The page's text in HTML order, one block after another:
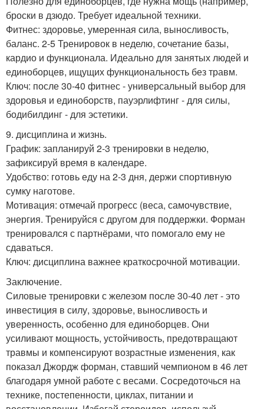
броски в дзюдо. Требует идеальной техники.
Фитнес: здоровье, умеренная сила, выносливость,
баланс. 2-5 Тренировок в неделю, сочетание базы,
кардио и функционала. Идеально для занятых людей и
единоборцев, ищущих функциональность без травм.
Ключ: после 30-40 фитнес - универсальный выбор для
здоровья и единоборств, пауэрлифтинг - для силы,
бодибилдинг - для эстетики.
9. дисциплина и жизнь.
График: запланируй 2-3 тренировки в неделю,
зафиксируй время в календаре.
Удобство: готовь еду на 2-3 дня, держи спортивную
сумку наготове.
Мотивация: отмечай прогресс (веса, самочувствие,
энергия. Тренируйся с другом для поддержки. Форман
тренировался с партнёрами, что помогало ему не
сдаваться.
Ключ: дисциплина важнее краткосрочной мотивации.
Заключение.
Силовые тренировки с железом после 30-40 лет - это
инвестиция в силу, здоровье, выносливость и
уверенность, особенно для единоборцев. Они
усиливают мощность, устойчивость, предотвращают
травмы и компенсируют возрастные изменения, как
показал Джордж форман, ставший чемпионом в 46 лет
благодаря умной работе с весами. Сосредоточься на
технике, постепенности, циклах, питании и